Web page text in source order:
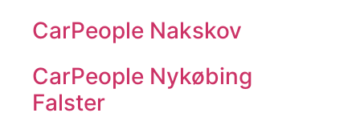
CarPeople Nakskov
CarPeople Nykøbing
Falster